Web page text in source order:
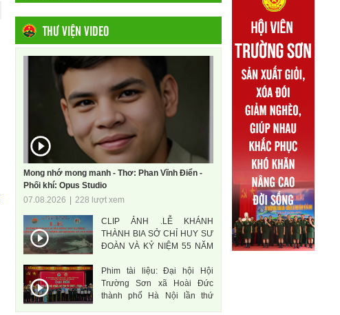
THƯ VIỆN VIDEO
Mong nhớ mong manh - Thơ: Phan Vĩnh Điển -
Phối khí: Opus Studio
07.08.2026
228 lượt xem
CLIP ẢNH .LỄ KHÁNH
THÀNH BIA SỞ CHỈ HUY SƯ
ĐOÀN VÀ KỶ NIỆM 55 NĂM
ANH HÙNG
Phim tài liệu: Đại hội Hội
Trường Sơn xã Hoài Đức
thành phố Hà Nội lần thứ